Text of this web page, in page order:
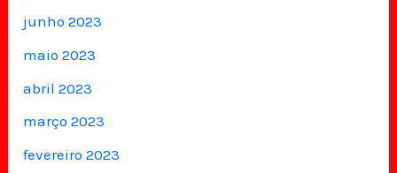
junho 2023
maio 2023
abril 2023
março 2023
fevereiro 2023